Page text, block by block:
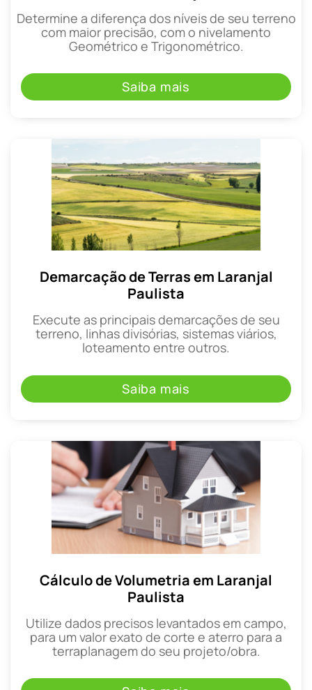
Determine a diferença dos níveis de seu terreno
com maior precisão, com o nivelamento
Geométrico e Trigonométrico.
Saiba mais
Demarcação de Terras em Laranjal
Paulista
Execute as principais demarcações de seu
terreno, linhas divisórias, sistemas viários,
loteamento entre outros.
Saiba mais
Cálculo de Volumetria em Laranjal
Paulista
Utilize dados precisos levantados em campo,
para um valor exato de corte e aterro para a
terraplanagem do seu projeto/obra.